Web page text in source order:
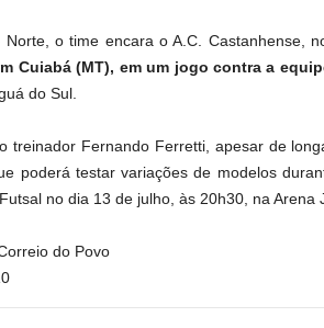
Norte, o time encara o A.C. Castanhense,
Cuiabá (MT), em um jogo contra a
do Sul.
treinador Fernando Ferretti, apesar de
poderá testar variações de modelos
no dia 13 de julho, às 20h30, na Arena
do Povo